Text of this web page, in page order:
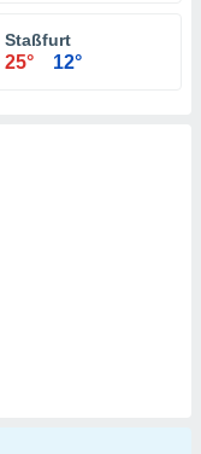
Staßfurt
25° 12°